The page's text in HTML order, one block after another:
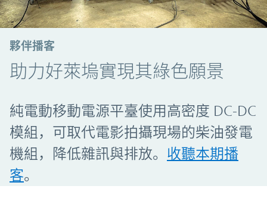
夥伴播客
助力好萊塢實現其綠色願景
純電動移動電源平臺使用高密度 DC-DC
模組，可取代電影拍攝現場的柴油發電
機組，降低雜訊與排放。 收聽本期播
客。